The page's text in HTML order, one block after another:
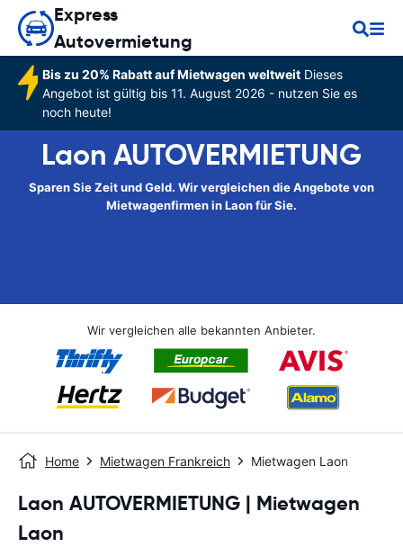
Express
Autovermietung
Bis zu 20% Rabatt auf Mietwagen weltweitDieses
Angebot ist gültig bis 11. August 2026 - nutzen Sie es
noch heute!
Laon AUTOVERMIETUNG
Sparen Sie Zeit und Geld. Wir vergleichen die Angebote von
Mietwagenfirmen in Laon für Sie.
Wir vergleichen alle bekannten Anbieter.
Home Mietwagen Frankreich Mietwagen Laon
Laon AUTOVERMIETUNG | Mietwagen
Laon